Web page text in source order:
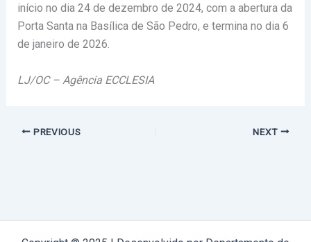
início no dia 24 de dezembro de 2024, com a abertura da
Porta Santa na Basílica de São Pedro, e termina no dia 6
de janeiro de 2026.
LJ/OC – Agência ECCLESIA
PREVIOUS NEXT